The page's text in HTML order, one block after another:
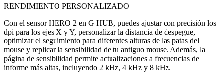
RENDIMIENTO PERSONALIZADO
Con el sensor HERO 2 en G HUB, puedes ajustar con precisión los
dpi para los ejes X y Y, personalizar la distancia de despegue,
optimizar el seguimiento para diferentes alturas de las patas del
mouse y replicar la sensibilidad de tu antiguo mouse. Además, la
página de sensibilidad permite actualizaciones a frecuencias de
informe más altas, incluyendo 2 kHz, 4 kHz y 8 kHz.